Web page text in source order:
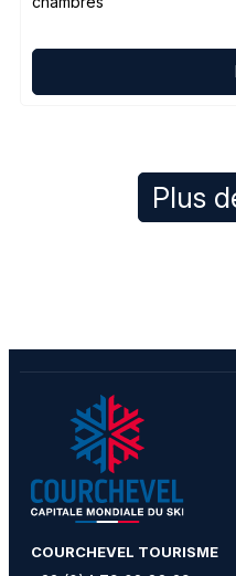
Plus
​COURCHEVEL TOURISME